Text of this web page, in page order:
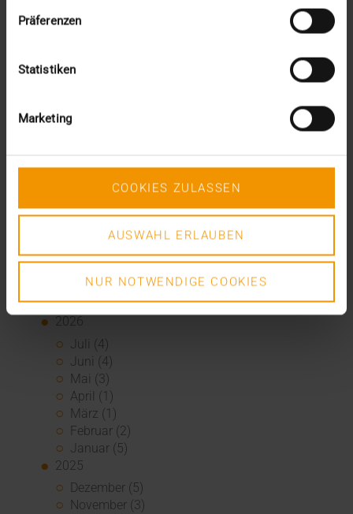
Präferenzen
Statistiken
Marketing
COOKIES ZULASSEN
AUSWAHL ERLAUBEN
NUR NOTWENDIGE COOKIES
CSR
Intern
Overview
Standard Echo
Vernetzung
Archiv
2026
Juli (4)
Juni (4)
Mai (3)
April (1)
März (1)
Februar (2)
Januar (5)
2025
Dezember (5)
November (3)